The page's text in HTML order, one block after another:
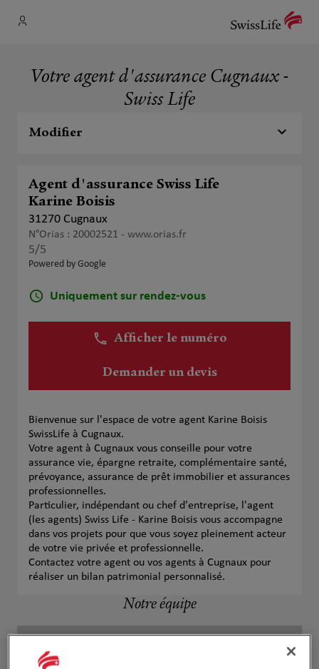
Votre agent d'assurance Cugnaux -
Swiss Life
Modifier
Agent d'assurance Swiss Life
Karine Boisis
31270 Cugnaux
N°Orias : 20002521 - www.orias.fr
5/5
Powered by Google
Uniquement sur rendez-vous
Afficher le numéro
Demander un devis
Bienvenue sur l'espace de votre agent Karine Boisis
SwissLife à Cugnaux.
Votre agent à Cugnaux vous conseille pour votre
assurance vie, épargne retraite, complémentaire santé,
prévoyance, assurance de prêt immobilier et assurances
professionnelles.
Particulier, indépendant ou chef d'entreprise, l'agent
(les agents) Swiss Life - Karine Boisis vous accompagne
dans vos projets pour que vous soyez pleinement acteur
de votre vie privée et professionnelle.
Contactez votre agent ou vos agents à Cugnaux pour
réaliser un bilan patrimonial personnalisé.
Notre équipe